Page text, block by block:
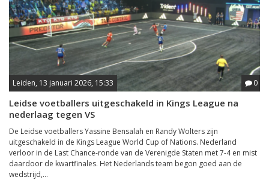
Leiden, 13 januari 2026, 15:33 0
Leidse voetballers uitgeschakeld in Kings League na
nederlaag tegen VS
De Leidse voetballers Yassine Bensalah en Randy Wolters zijn
uitgeschakeld in de Kings League World Cup of Nations. Nederland
verloor in de Last Chance-ronde van de Verenigde Staten met 7-4 en mist
daardoor de kwartfinales. Het Nederlands team begon goed aan de
wedstrijd,...